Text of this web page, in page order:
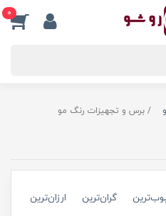
0
برس و تجهیزات رنگ مو
گران‌ترین ارزان‌ترین